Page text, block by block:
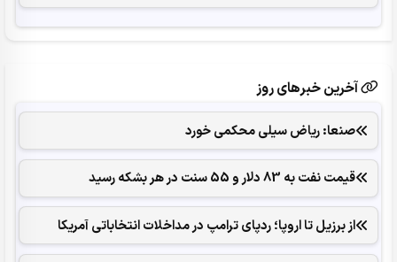
آخرین خبرهای روز
صنعا: ریاض سیلی محکمی خورد
قیمت نفت به 83 دلار و 55 سنت در هر بشکه رسید
از برزیل تا اروپا؛ ردپای ترامپ در مداخلات انتخاباتی آمریکا